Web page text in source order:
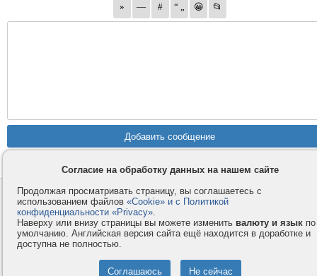
Контакты
Компания
Privacy и Cookie
Услуги
Как оплатить
Помощь
© 2008-2026
- Все права защищены.
Согласие на обработку данных на нашем сайте
Продолжая просматривать страницу, вы соглашаетесь с
использованием файлов «Cookie» и с Политикой
конфиденциальности «Privacy».
Наверху или внизу страницы вы можете изменить валюту и язык по
умолчанию. Английская версия сайта ещё находится в доработке и
доступна не полностью.